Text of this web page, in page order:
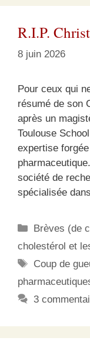
R.I.P.
8 juin 2026
Pour ceux qui
résumé de son
après un
Toulouse
expertise
société de
spécialisée
Catégories
Brèves (de
cholestérol et
Étiquettes
Coup de
3